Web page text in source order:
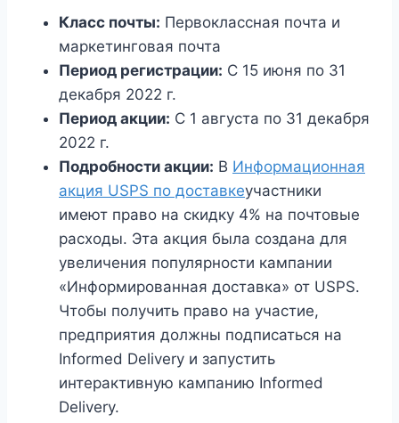
Класс почты: Первоклассная почта и
маркетинговая почта
Период регистрации: С 15 июня по 31
декабря 2022 г.
Период акции: С 1 августа по 31 декабря
2022 г.
Подробности акции: В Информационная
акция USPS по доставкеучастники
имеют право на скидку 4% на почтовые
расходы. Эта акция была создана для
увеличения популярности кампании
«Информированная доставка» от USPS.
Чтобы получить право на участие,
предприятия должны подписаться на
Informed Delivery и запустить
интерактивную кампанию Informed
Delivery.